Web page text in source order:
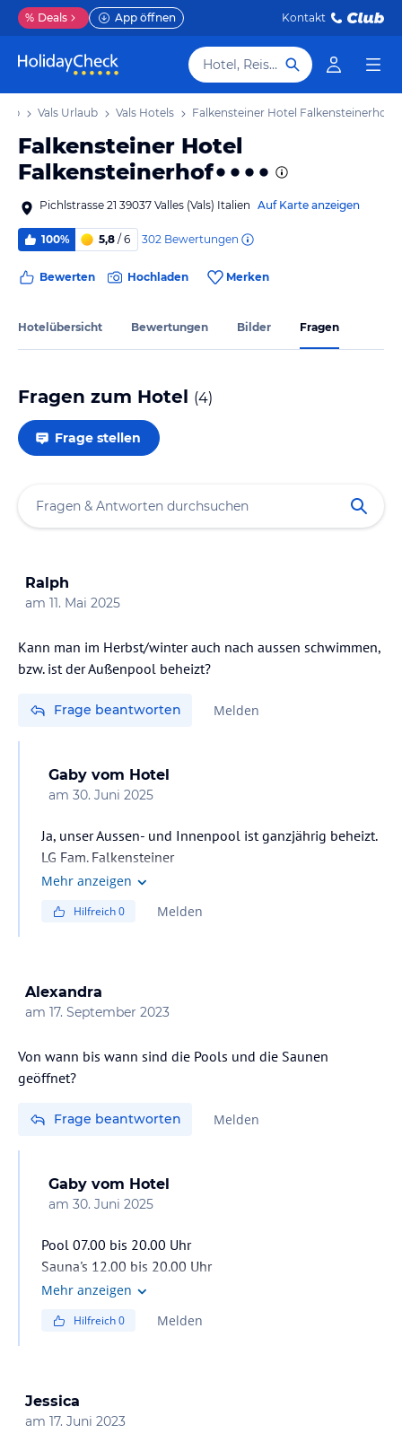
% Deals App öffnen Kontakt
Hotel, Reiseziel
Vals Urlaub Vals Hotels Falkensteiner Hotel Falkensteinerhof
Falkensteiner Hotel
Falkensteinerhof
Pichlstrasse 21 39037 Valles (Vals) Italien Auf Karte anzeigen
100% 5,8 / 6 302 Bewertungen
Bewerten Hochladen Merken
Hotelübersicht Bewertungen Bilder Fragen
Fragen zum Hotel (4)
Frage stellen
Ralph
am 11. Mai 2025
Kann man im Herbst/winter auch nach aussen schwimmen,
bzw. ist der Außenpool beheizt?
Frage beantworten Melden
Gaby vom Hotel
am 30. Juni 2025
Ja, unser Aussen- und Innenpool ist ganzjährig beheizt.
LG Fam. Falkensteiner
Mehr anzeigen
Hilfreich0 Melden
Alexandra
am 17. September 2023
Von wann bis wann sind die Pools und die Saunen
geöffnet?
Frage beantworten Melden
Gaby vom Hotel
am 30. Juni 2025
Pool 07.00 bis 20.00 Uhr
Sauna's 12.00 bis 20.00 Uhr
LG Familie Falkensteiner
Mehr anzeigen
Hilfreich0 Melden
Jessica
am 17. Juni 2023